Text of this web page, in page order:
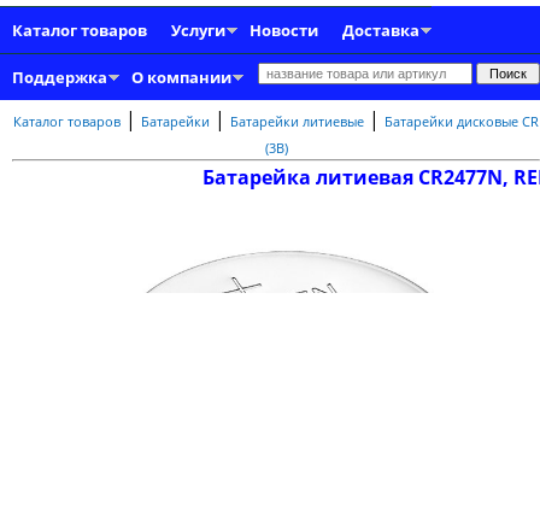
Каталог товаров Услуги Новости Доставка
Поддержка О компании
Каталог товаров | Батарейки | Батарейки литиевые | Батарейки дисковые CR
(3В)
Батарейка литиевая CR2477N,